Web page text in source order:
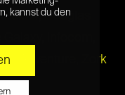
4,Douglas
Adventure Zork
kannst du den